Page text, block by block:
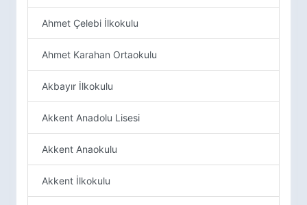
Ahmet Çelebi İlkokulu
Ahmet Karahan Ortaokulu
Akbayır İlkokulu
Akkent Anadolu Lisesi
Akkent Anaokulu
Akkent İlkokulu